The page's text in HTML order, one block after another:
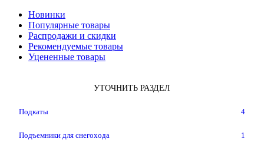
Новинки
Популярные товары
Распродажи и скидки
Рекомендуемые товары
Уцененные товары
УТОЧНИТЬ РАЗДЕЛ
Подкаты 4
Подъемники для снегохода 1